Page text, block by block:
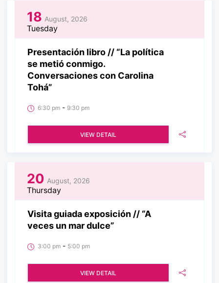
18 August, 2026
Tuesday
Presentación libro // “La política
se metió conmigo.
Conversaciones con Carolina
Tohá”
6:30 pm - 9:30 pm
VIEW DETAIL
20 August, 2026
Thursday
Visita guiada exposición // “A
veces un mar dulce”
3:00 pm - 5:00 pm
VIEW DETAIL